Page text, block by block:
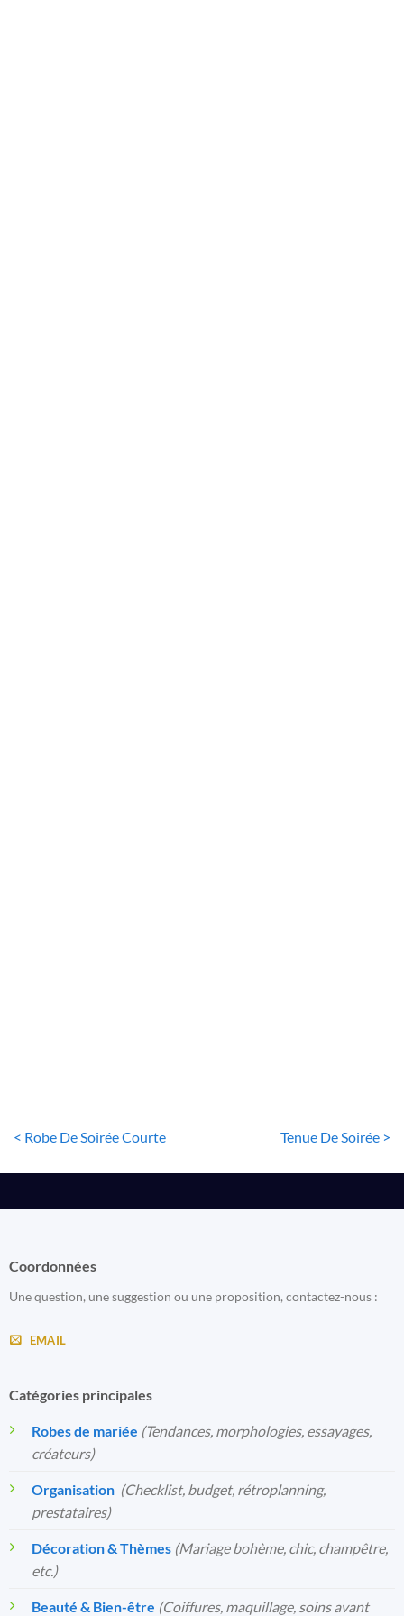
< Robe De Soirée Courte Tenue De Soirée >
Coordonnées
Une question, une suggestion ou une proposition, contactez-nous :
EMAIL
Catégories principales
Robes de mariée (Tendances, morphologies, essayages,
créateurs)
Organisation️ (Checklist, budget, rétroplanning,
prestataires)
Décoration & Thèmes (Mariage bohème, chic, champêtre,
etc.)
Beauté & Bien-être (Coiffures, maquillage, soins avant